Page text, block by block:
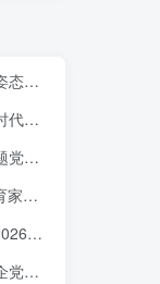
课件
板
宣讲
载
课课件
下载